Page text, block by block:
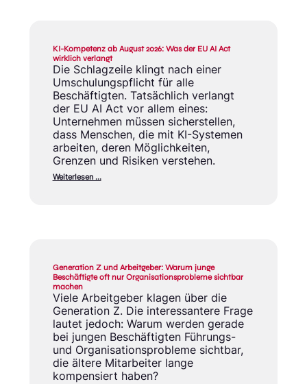
KI-Kompetenz ab August 2026: Was der EU AI Act
wirklich verlangt
Die Schlagzeile klingt nach einer
Umschulungspflicht für alle
Beschäftigten. Tatsächlich verlangt
der EU AI Act vor allem eines:
Unternehmen müssen sicherstellen,
dass Menschen, die mit KI-Systemen
arbeiten, deren Möglichkeiten,
Grenzen und Risiken verstehen.
Weiterlesen …
Generation Z und Arbeitgeber: Warum junge
Beschäftigte oft nur Organisationsprobleme sichtbar
machen
Viele Arbeitgeber klagen über die
Generation Z. Die interessantere Frage
lautet jedoch: Warum werden gerade
bei jungen Beschäftigten Führungs-
und Organisationsprobleme sichtbar,
die ältere Mitarbeiter lange
kompensiert haben?